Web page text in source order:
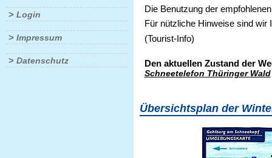
> Login
> Impressum
> Datenschutz
Die Benutzung der
Für nützliche Hinweise sind wir
(Tourist-Info)
Den aktuellen Zustand der
Schneetelefon Thüringer Wald
Übersichtsplan der